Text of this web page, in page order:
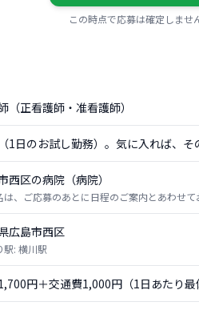
この時点で応募は確定しま
（正看護師・准看護師）
1日のお試し勤務）。気に入れば、そ
西区の病院（病院）
は、ご応募のあとに日程のご案内とあわせて
広島市西区
駅: 横川駅
円＋交通費1,000円（1日あたり最